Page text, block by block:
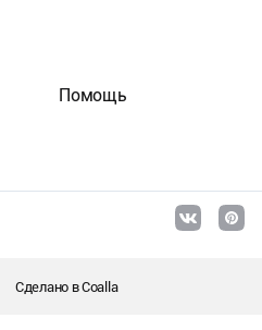
Помощь
Сделано вCoalla